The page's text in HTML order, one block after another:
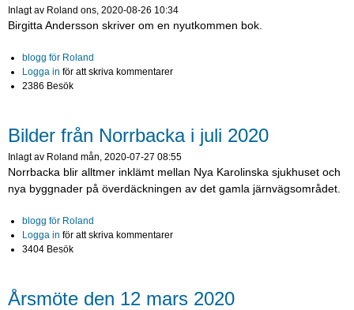
Inlagt av Roland ons, 2020-08-26 10:34
Birgitta Andersson skriver om en nyutkommen bok.
blogg för Roland
Logga in för att skriva kommentarer
2386 Besök
Bilder från Norrbacka i juli 2020
Inlagt av Roland mån, 2020-07-27 08:55
Norrbacka blir alltmer inklämt mellan Nya Karolinska sjukhuset och
nya byggnader på överdäckningen av det gamla järnvägsområdet.
blogg för Roland
Logga in för att skriva kommentarer
3404 Besök
Årsmöte den 12 mars 2020